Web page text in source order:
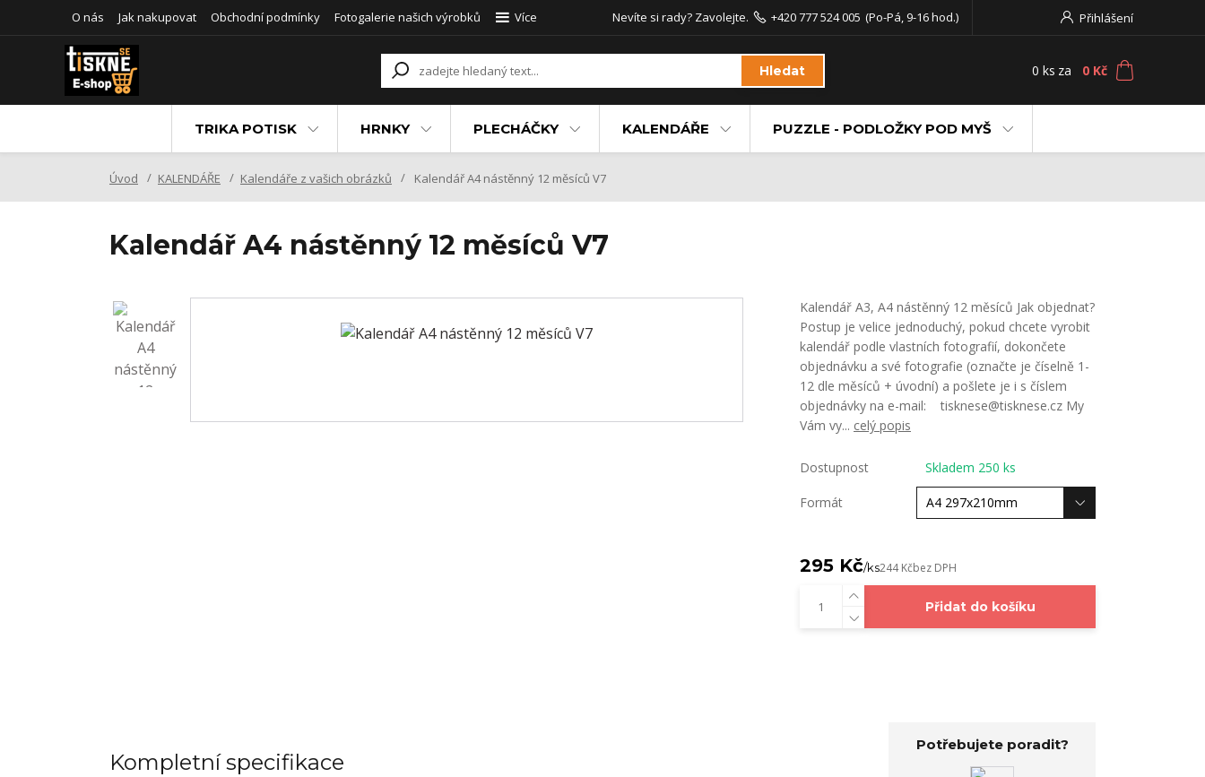
O nás Jak nakupovat Obchodní podmínky Fotogalerie našich výrobků Více Přihlášení
Hledat
Nevíte si rady? Zavolejte. +420 777 524 005 (Po-Pá, 9-16 hod.)
0 ks za 0 Kč
TRIKA POTISK HRNKY PLECHÁČKY KALENDÁŘE PUZZLE - PODLOŽKY POD MYŠ
Úvod KALENDÁŘE Kalendáře z vašich obrázků Kalendář A4 nástěnný 12 měsíců V7
Kalendář A4 nástěnný 12 měsíců V7
Kalendář A3, A4 nástěnný 12 měsíců Jak objednat?
Postup je velice jednoduchý, pokud chcete vyrobit
kalendář podle vlastních fotografií, dokončete
objednávku a své fotografie (označte je číselně 1-
12 dle měsíců + úvodní) a pošlete je i s číslem
objednávky na e-mail: tisknese@tisknese.cz My
Vám vy... celý popis
Dostupnost Skladem 250 ks
Formát
295 Kč/ks244 Kčbez DPH
Přidat do košíku
Kompletní specifikace
Potřebujete poradit?